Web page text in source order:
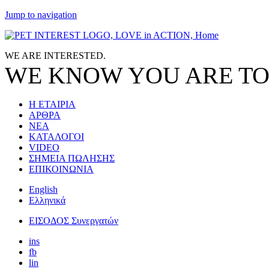
Jump to navigation
WE ARE INTERESTED.
WE KNOWYOU ARE
Η ΕΤΑΙΡΙΑ
ΑΡΘΡΑ
ΝΕΑ
ΚΑΤΑΛΟΓΟΙ
VIDEO
ΣΗΜΕΙΑ ΠΩΛΗΣΗΣ
ΕΠΙΚΟΙΝΩΝΙΑ
English
Ελληνικά
ΕΙΣΟΔΟΣ Συνεργατών
ins
fb
lin